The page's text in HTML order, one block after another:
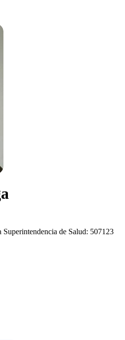
de Salud: 507123